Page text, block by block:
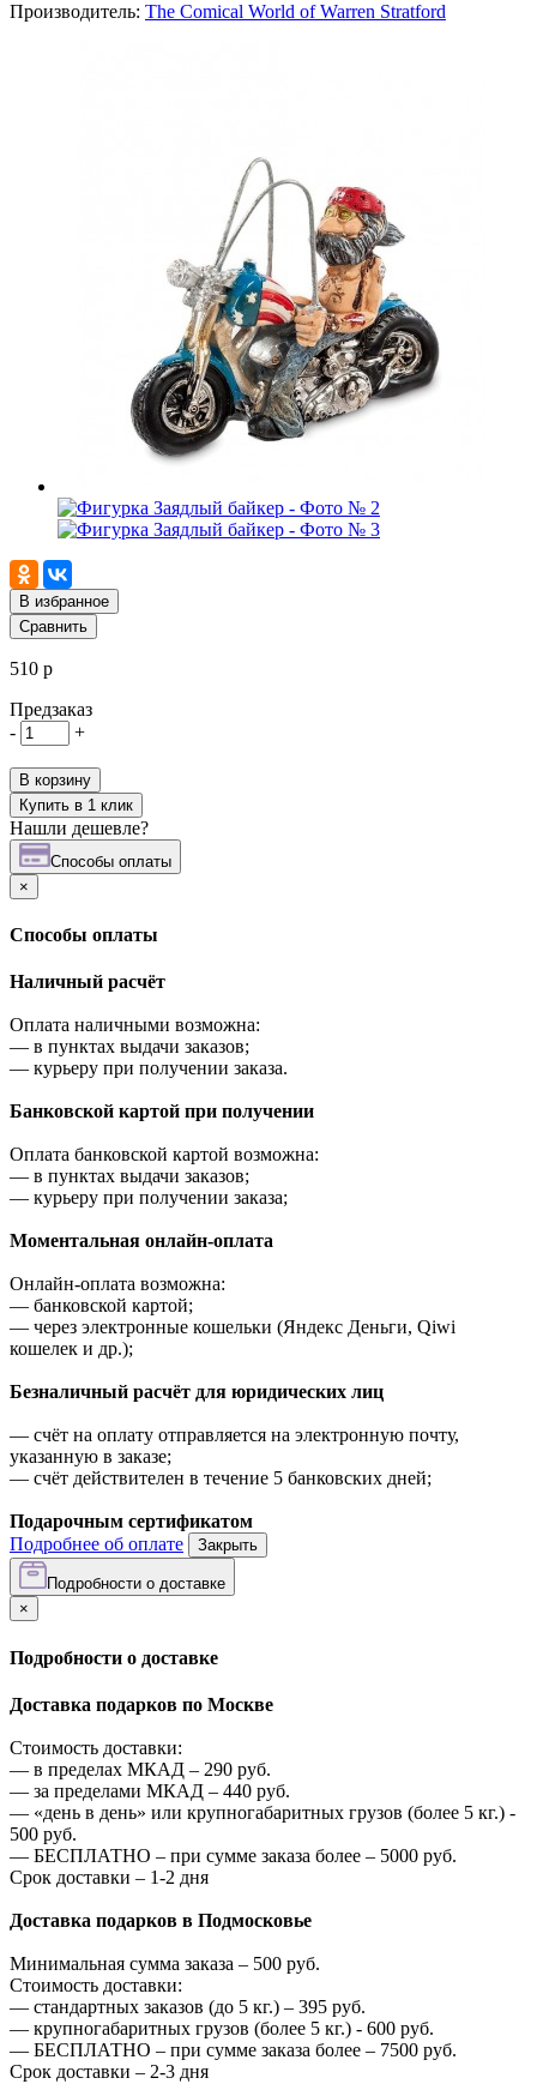
Производитель: The Comical World of Warren Stratford
В избранное
Сравнить
510 р
Предзаказ
-
+
В корзину
Купить в 1 клик
Нашли дешевле?
Cпособы оплаты
×
Cпособы оплаты
Наличный расчёт
Оплата наличными возможна:
— в пунктах выдачи заказов;
— курьеру при получении заказа.
Банковской картой при получении
Оплата банковской картой возможна:
— в пунктах выдачи заказов;
— курьеру при получении заказа;
Моментальная онлайн-оплата
Онлайн-оплата возможна:
— банковской картой;
— через электронные кошельки (Яндекс Деньги, Qiwi
кошелек и др.);
Безналичный расчёт для юридических лиц
— счёт на оплату отправляется на электронную почту,
указанную в заказе;
— счёт действителен в течение 5 банковских дней;
Подарочным сертификатом
Подробнее об оплате
Закрыть
Подробности о доставке
×
Подробности о доставке
Доставка подарков по Москве
Стоимость доставки:
— в пределах МКАД – 290 руб.
— за пределами МКАД – 440 руб.
— «день в день» или крупногабаритных грузов (более 5 кг.) -
500 руб.
— БЕСПЛАТНО – при сумме заказа более – 5000 руб.
Срок доставки – 1-2 дня
Доставка подарков в Подмосковье
Минимальная сумма заказа – 500 руб.
Стоимость доставки:
— стандартных заказов (до 5 кг.) – 395 руб.
— крупногабаритных грузов (более 5 кг.) - 600 руб.
— БЕСПЛАТНО – при сумме заказа более – 7500 руб.
Срок доставки – 2-3 дня